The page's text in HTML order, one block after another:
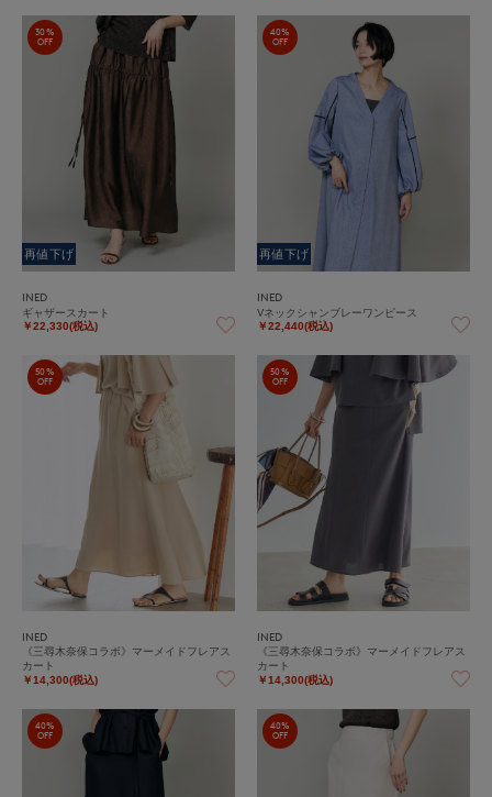
30%
OFF
再値下げ
INED
ギャザースカート
￥22,330(税込)
40%
OFF
再値下げ
INED
Vネックシャンブレーワンピース
￥22,440(税込)
50%
OFF
INED
《三尋木奈保コラボ》マーメイドフレアス
カート
￥14,300(税込)
50%
OFF
INED
《三尋木奈保コラボ》マーメイドフレアス
カート
￥14,300(税込)
40%
OFF
40%
OFF